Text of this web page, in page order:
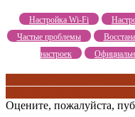
Настройка Wi-Fi
Частые проблемы
настроек
Оцените, пожалуйста,